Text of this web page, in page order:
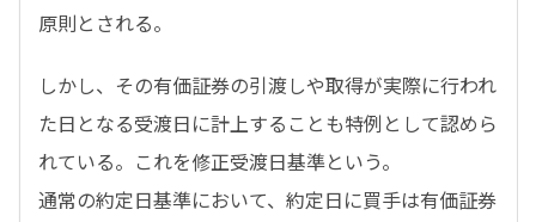
原則とされる。
しかし、その有価証券の引渡しや取得が実際に行われ
た日となる受渡日に計上することも特例として認めら
れている。これを修正受渡日基準という。
通常の約定日基準において、約定日に買手は有価証券